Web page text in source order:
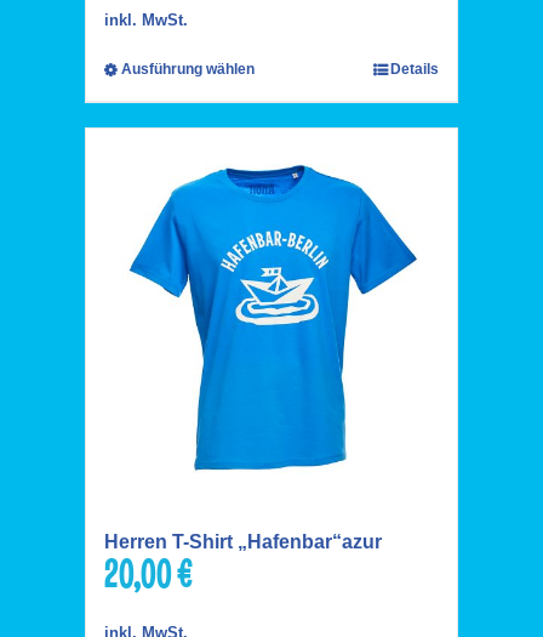
inkl. MwSt.
Ausführung wählen Details
Herren T-Shirt „Hafenbar“azur
20,00€
inkl. MwSt.